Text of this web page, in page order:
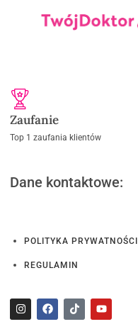
Zaufanie
Top 1 zaufania klientów
Dane kontaktowe:
POLITYKA PRYWATNOŚCI
REGULAMIN